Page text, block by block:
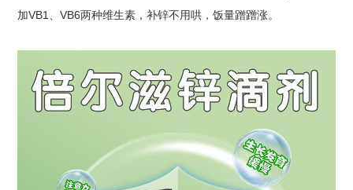
加VB1、VB6两种维生素，补锌不用哄，饭量蹭蹭涨。